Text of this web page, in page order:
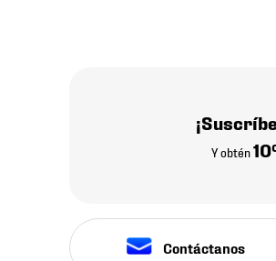
Y obtén
Contáctanos